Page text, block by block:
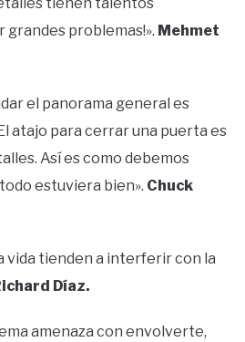
problemas!». Mehmet
el panorama general es
atajo para cerrar una puerta es
Así es como debemos
estuviera bien». Chuck
vida tienden a interferir con la
Díaz.
amenaza con envolverte,